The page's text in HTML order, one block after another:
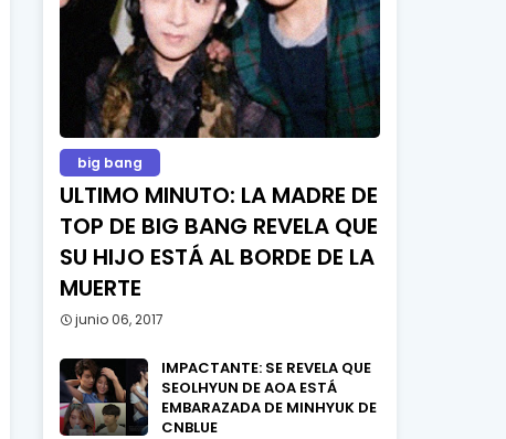
big bang
ULTIMO MINUTO: LA MADRE DE
TOP DE BIG BANG REVELA QUE
SU HIJO ESTÁ AL BORDE DE LA
MUERTE
junio 06, 2017
IMPACTANTE: SE REVELA QUE
SEOLHYUN DE AOA ESTÁ
EMBARAZADA DE MINHYUK DE
CNBLUE